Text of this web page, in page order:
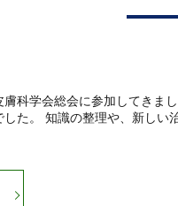
膚科学会総会に参加してきま
した。 知識の整理や、新し